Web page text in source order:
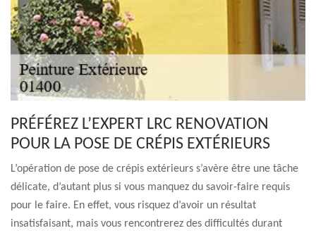
PRÉFÉREZ L’EXPERT LRC RENOVATION
POUR LA POSE DE CRÉPIS EXTÉRIEURS
L’opération de pose de crépis extérieurs s’avère être une tâche
délicate, d’autant plus si vous manquez du savoir-faire requis
pour le faire. En effet, vous risquez d’avoir un résultat
insatisfaisant, mais vous rencontrerez des difficultés durant